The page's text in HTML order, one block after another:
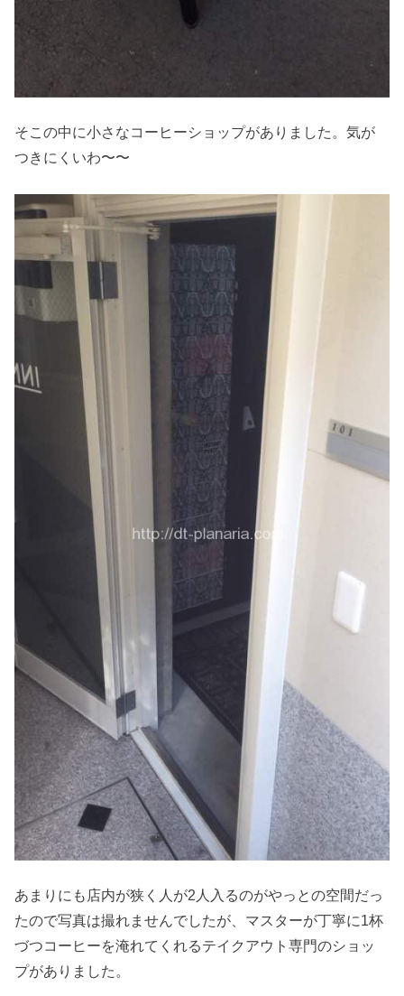
そこの中に小さなコーヒーショップがありました。気が
つきにくいわ〜〜
あまりにも店内が狭く人が2人入るのがやっとの空間だっ
たので写真は撮れませんでしたが、マスターが丁寧に1杯
づつコーヒーを淹れてくれるテイクアウト専門のショッ
プがありました。